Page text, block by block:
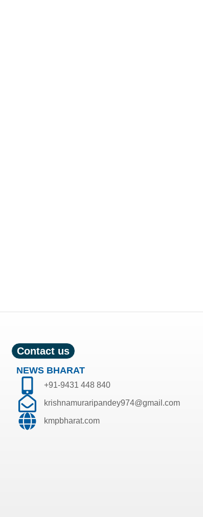
Contact us
NEWS BHARAT
+91-9431 448 840
krishnamuraripandey974@gmail.com
kmpbharat.com